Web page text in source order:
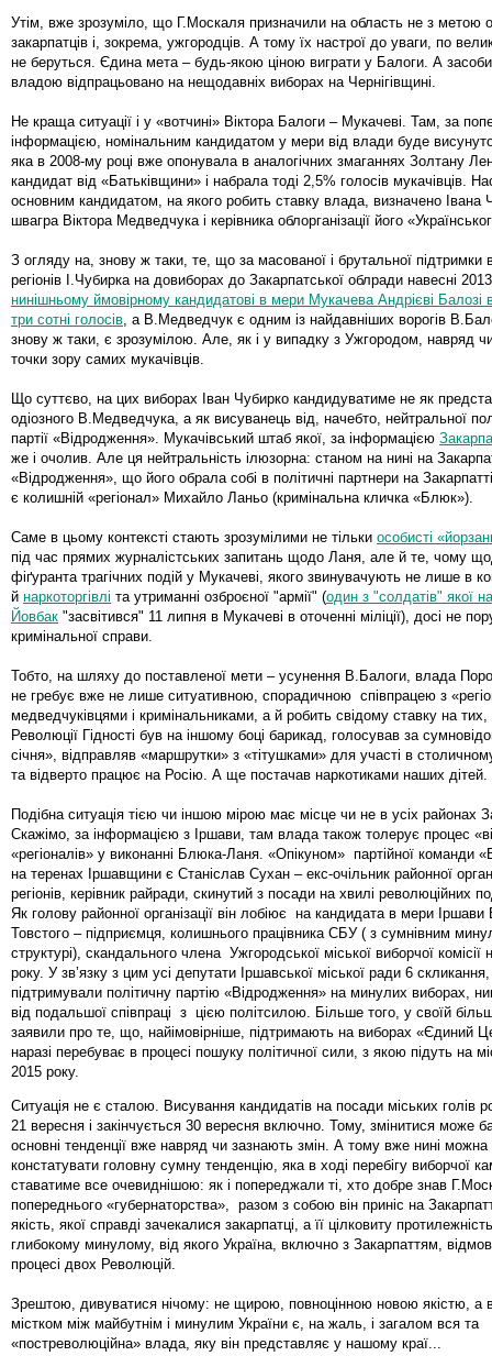
Утім, вже зрозуміло, що Г.Москаля призначили на область не з метою
закарпатців і, зокрема, ужгородців. А тому їх настрої до уваги, по
не беруться. Єдина мета – будь-якою ціною виграти у Балоги. А засоби
владою відпрацьовано на нещодавніх виборах на Чернігівщині.
Не краща ситуації і у «вотчині» Віктора Балоги – Мукачеві. Там, за
інформацією, номінальним кандидатом у мери від влади буде
яка в 2008-му році вже опонувала в аналогічних змаганнях Золтану
кандидат від «Батьківщини» і набрала тоді 2,5% голосів мукачівців.
основним кандидатом, на якого робить ставку влада, визначено Івана
швагра Віктора Медведчука і керівника облорганізації його
З огляду на, знову ж таки, те, що за масованої і брутальної підтримки
регіонів І.Чубирка на довиборах до Закарпатської облради навесні
нинішньому ймовірному кандидатові в мери Мукачева Андрієві Балозі
три сотні голосів , а В.Медведчук є одним із найдавніших ворогів
знову ж таки, є зрозумілою. Але, як і у випадку з Ужгородом, навряд
точки зору самих мукачівців.
Що суттєво, на цих виборах Іван Чубирко кандидуватиме не як
одіозного В.Медведчука, а як висуванець від, начебто, нейтральної
партії «Відродження». Мукачівський штаб якої, за інформацією
же і очолив. Але ця нейтральність ілюзорна: станом на нині на
«Відродження», що його обрала собі в політичні партнери на
є колишній «регіонал» Михайло Ланьо (кримінальна кличка «Блюк»).
Саме в цьому контексті стають зрозумілими не тільки особисті
під час прямих журналістських запитань щодо Ланя, але й те, чому
фіґуранта трагічних подій у Мукачеві, якого звинувачують не лише в
й наркоторгівлі та утриманні озброєної "армії" (один з "солдатів" якої
Йовбак "засвітився" 11 липня в Мукачеві в оточенні міліції), досі не
кримінальної справи.
Тобто, на шляху до поставленої мети – усунення В.Балоги, влада
не гребує вже не лише ситуативною, спорадичною співпрацею з
медведчуківцями і кримінальниками, а й робить свідому ставку на тих,
Революції Гідності був на іншому боці барикад, голосував за
січня», відправляв «маршрутки» з «тітушками» для участі в
та відверто працює на Росію. А ще постачав наркотиками наших дітей.
Подібна ситуація тією чи іншою мірою має місце чи не в усіх районах
Скажімо, за інформацією з Іршави, там влада також толерує процес
«регіоналів» у виконанні Блюка-Ланя. «Опікуном» партійної команди
на теренах Іршавщини є Станіслав Сухан – екс-очільник районної
регіонів, керівник райради, скинутий з посади на хвилі революційних
Як голову районної організації він лобіює на кандидата в мери Іршави
Товстого – підприємця, колишнього працівника СБУ ( з сумнівним
структурі), скандального члена Ужгородської міської виборчої комісії
року. У зв’язку з цим усі депутати Іршавської міської ради 6 скликання,
підтримували політичну партію «Відродження» на минулих виборах,
від подальшої співпраці з цією політсилою. Більше того, у своїй
заявили про те, що, найімовірніше, підтримають на виборах «Єдиний
наразі перебуває в процесі пошуку політичної сили, з якою підуть на
2015 року.
Ситуація не є сталою. Висування кандидатів на посади міських голів
21 вересня і закінчується 30 вересня включно. Тому, змінитися може
основні тенденції вже навряд чи зазнають змін. А тому вже нині
констатувати головну сумну тенденцію, яка в ході перебігу виборчої
ставатиме все очевиднішою: як і попереджали ті, хто добре знав
попереднього «губернаторства», разом з собою він приніс на
якість, якої справді зачекалися закарпатці, а її цілковиту
глибокому минулому, від якого Україна, включно з Закарпаттям,
процесі двох Революцій.
Зрештою, дивуватися нічому: не щирою, повноцінною новою якістю, а
містком між майбутнім і минулим України є, на жаль, і загалом вся та
«постреволюційна» влада, яку він представляє у нашому краї...